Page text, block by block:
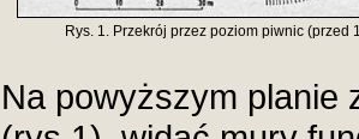
Rys. 1. Przekrój przez poziom piwnic (przed
Na powyższym planie